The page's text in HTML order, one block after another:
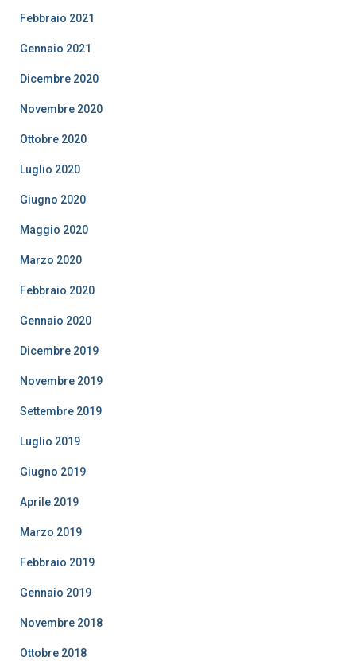
Febbraio 2021
Gennaio 2021
Dicembre 2020
Novembre 2020
Ottobre 2020
Luglio 2020
Giugno 2020
Maggio 2020
Marzo 2020
Febbraio 2020
Gennaio 2020
Dicembre 2019
Novembre 2019
Settembre 2019
Luglio 2019
Giugno 2019
Aprile 2019
Marzo 2019
Febbraio 2019
Gennaio 2019
Novembre 2018
Ottobre 2018